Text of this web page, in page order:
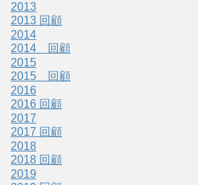
2013
2013 回顧
2014
2014 回顧
2015
2015 回顧
2016
2016 回顧
2017
2017 回顧
2018
2018 回顧
2019